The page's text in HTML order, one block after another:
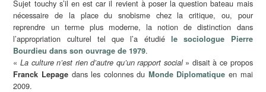
Sujet touchy s’il en est car il revient à poser la question bateau mais
nécessaire de la place du snobisme chez la critique, ou, pour
reprendre un terme plus moderne, la notion de distinction dans
l’appropriation culturel tel que l’a étudiéle sociologue Pierre
Bourdieu dans son ouvrage de 1979.
« La culture n’est rien d’autre qu’un rapport social» disait à ce propos
Franck Lepagedans les colonnes du Monde Diplomatique en mai
2009.